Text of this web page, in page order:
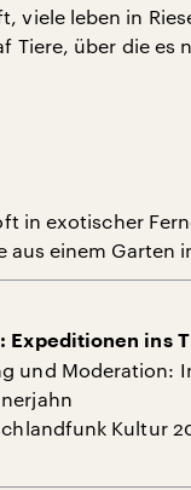
viele leben in
Tiere, über die es
in exotischer
aus einem Garten
Expeditionen ins
und Moderation:
Kultur